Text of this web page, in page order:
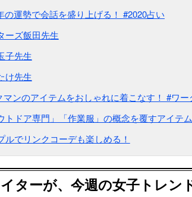
の運勢で会話を盛り上げる！ #2020占い
ーズ飯田先生
子先生
け先生
ンのアイテムをおしゃれに着こなす！ #ワー
トドア専門」「作業服」の概念を覆すアイテム
でリンクコーデも楽しめる！
ターが、今週の女子トレン